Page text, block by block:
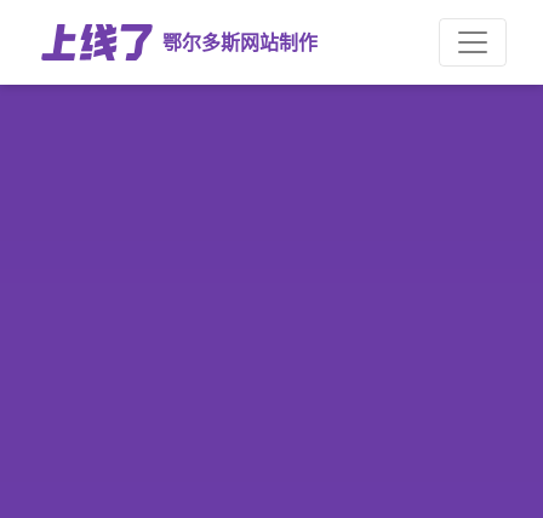
鄂尔多斯网站制作